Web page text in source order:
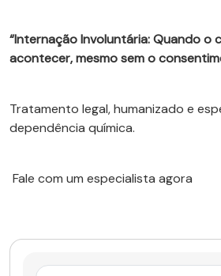
“Internação Involuntária: Quando o
acontecer, mesmo sem o
Tratamento legal, humanizado e
dependência química.
Fale com um especialista agora